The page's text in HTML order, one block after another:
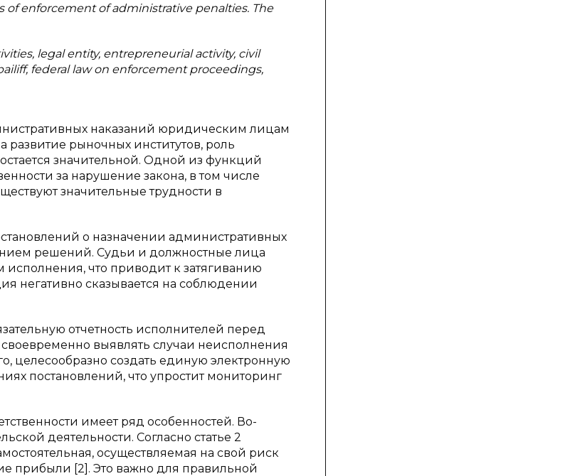
of enforcement of administrative penalties. The
legal entity, entrepreneurial activity, civil
federal law on enforcement proceedings,
наказаний юридическим лицам
развитие рыночных институтов, роль
значительной. Одной из функций
за нарушение закона, в том числе
значительные трудности в
о назначении административных
решений. Судьи и должностные лица
что приводит к затягиванию
негативно сказывается на соблюдении
отчетность исполнителей перед
выявлять случаи неисполнения
целесообразно создать единую электронную
постановлений, что упростит мониторинг
имеет ряд особенностей. Во-
деятельности. Согласно статье 2
осуществляемая на свой риск
прибыли [2]. Это важно для правильной